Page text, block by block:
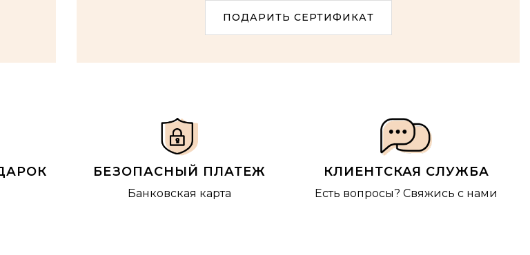
ПОДАРИТЬ СЕРТИФИКАТ
БЕЗОПАСНЫЙ ПЛАТЕЖ
Банковская карта
КЛИЕНТСКАЯ СЛУЖБА
Есть вопросы?Свяжись с нами